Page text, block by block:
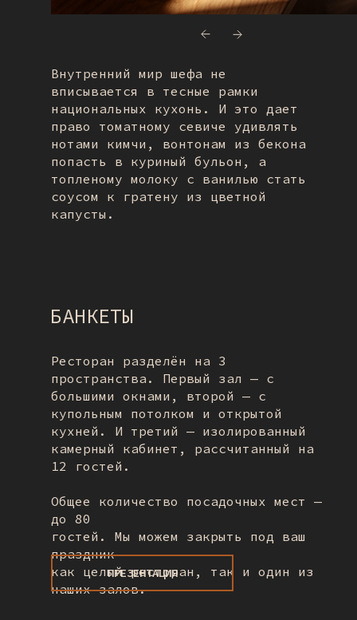
Внутренний мир шефа не
вписывается в тесные рамки
национальных кухонь. И это дает
право томатному севиче удивлять
нотами кимчи, вонтонам из бекона
попасть в куриный бульон, а
топленому молоку с ванилью стать
соусом к гратену из цветной
капусты.
Ресторан разделён на 3
пространства. Первый зал — с
большими окнами, второй — с
купольным потолком и открытой
кухней. И третий — изолированный
камерный кабинет, рассчитанный на
12 гостей.
Общее количество посадочных мест —
до 80
гостей. Мы можем закрыть под ваш
праздник
как целый ресторан, так и один из
наших залов.
ПРЕЗЕНТАЦИЯ
БАНКЕТЫ